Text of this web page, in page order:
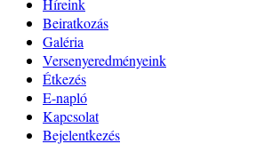
Híreink
Beiratkozás
Galéria
Versenyeredményeink
Étkezés
E-napló
Kapcsolat
Bejelentkezés